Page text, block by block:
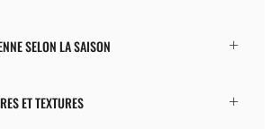
SELON LA SAISON
ET TEXTURES